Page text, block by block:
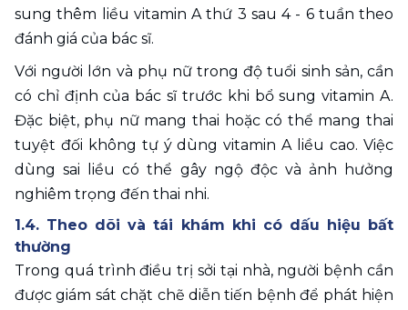
sung thêm liều vitamin A thứ 3 sau 4 - 6 tuần theo
đánh giá của bác sĩ.
Với người lớn và phụ nữ trong độ tuổi sinh sản, cần
có chỉ định của bác sĩ trước khi bổ sung vitamin A.
Đặc biệt, phụ nữ mang thai hoặc có thể mang thai
tuyệt đối không tự ý dùng vitamin A liều cao. Việc
dùng sai liều có thể gây ngộ độc và ảnh hưởng
nghiêm trọng đến thai nhi.
1.4. Theo dõi và tái khám khi có dấu hiệu bất
thường
Trong quá trình điều trị sởi tại nhà, người bệnh cần
được giám sát chặt chẽ diễn tiến bệnh để phát hiện